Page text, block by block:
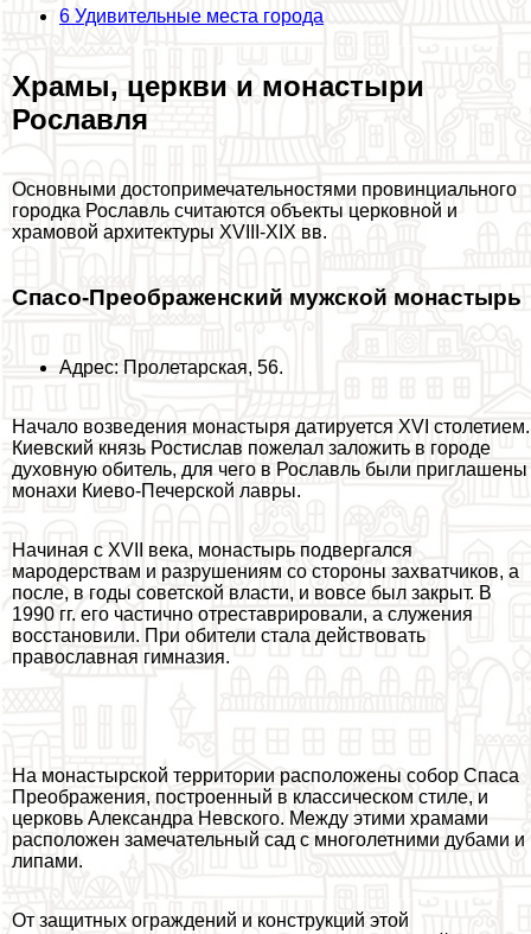
6 Удивительные места города
Храмы, церкви и монастыри
Рославля
Основными достопримечательностями провинциального
городка Рославль считаются объекты церковной и
храмовой архитектуры XVIII-XIX вв.
Спасо-Преображенский мужской монастырь
Адрес: Пролетарская, 56.
Начало возведения монастыря датируется XVI столетием.
Киевский князь Ростислав пожелал заложить в городе
духовную обитель, для чего в Рославль были приглашены
монахи Киево-Печерской лавры.
Начиная с XVII века, монастырь подвергался
мародерствам и разрушениям со стороны захватчиков, а
после, в годы советской власти, и вовсе был закрыт. В
1990 гг. его частично отреставрировали, а служения
восстановили. При обители стала действовать
православная гимназия.
На монастырской территории расположены собор Спаса
Преображения, построенный в классическом стиле, и
церковь Александра Невского. Между этими храмами
расположен замечательный сад с многолетними дубами и
липами.
От защитных ограждений и конструкций этой